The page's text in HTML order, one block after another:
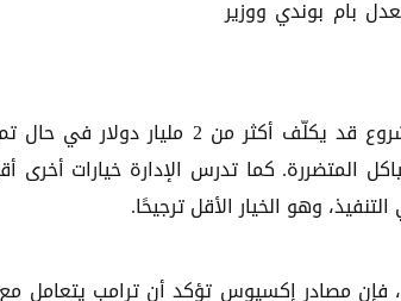
بام بوندي ووزير
وتشير التقديرات الأولية إلى أن المشروع
المتضررة. كما تدرس الإدارة خيارات
وهو الخيار الأقل ترجيحًا.
فإن مصادر إكسيوس تؤكد أن ترامب يتعامل